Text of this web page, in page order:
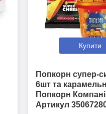
Купити
Попкорн супер-
6шт та
Попкорн
Артикул